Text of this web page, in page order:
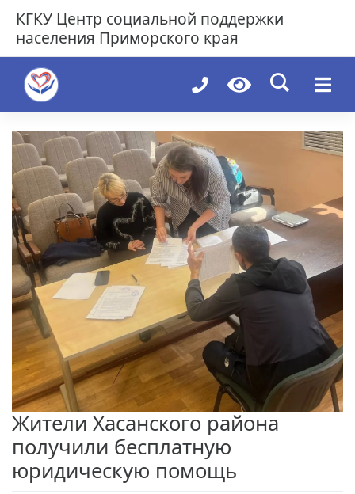
content
КГКУ Центр социальной поддержки
населения Приморского края
Жители Хасанского района
получили бесплатную
юридическую помощь